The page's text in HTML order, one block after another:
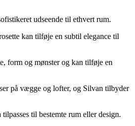
udseende til ethvert rum.
kan tilføje en subtil elegance til
form og mønster og kan tilføje en
på vægge og lofter, og Silvan tilbyder
til bestemte rum eller design.